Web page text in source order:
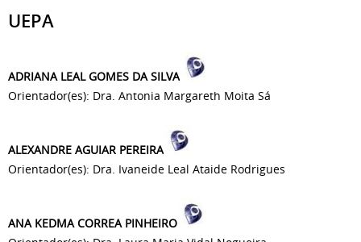
UEPA
ADRIANA LEAL GOMES DA SILVA
Orientador(es): Dra. Antonia Margareth Moita Sá
ALEXANDRE AGUIAR PEREIRA
Orientador(es): Dra. Ivaneide Leal Ataide Rodrigues
ANA KEDMA CORREA PINHEIRO